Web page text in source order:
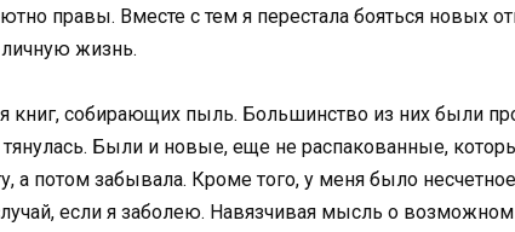
правы. Вместе с тем я перестала бояться новых
личную жизнь.
книг, собирающих пыль. Большинство из них были
Были и новые, еще не распакованные,
а потом забывала. Кроме того, у меня было
если я заболею. Навязчивая мысль о возможном